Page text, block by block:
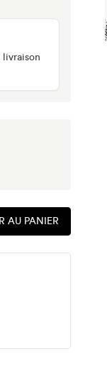
livraison
AU PANIER